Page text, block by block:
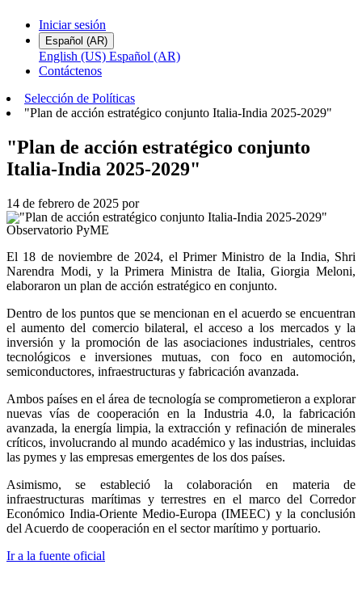
Iniciar sesión
Español (AR)
English (US) Español (AR)
Contáctenos
Selección de Políticas
"Plan de acción estratégico conjunto Italia-India 2025-2029"
"Plan de acción estratégico conjunto
Italia-India 2025-2029"
14 de febrero de 2025 por
Observatorio PyME
El 18 de noviembre de 2024, el Primer Ministro de la India, Shri
Narendra Modi, y la Primera Ministra de Italia, Giorgia Meloni,
elaboraron un plan de acción estratégico en conjunto.
Dentro de los puntos que se mencionan en el acuerdo se encuentran
el aumento del comercio bilateral, el acceso a los mercados y la
inversión y la promoción de las asociaciones industriales, centros
tecnológicos e inversiones mutuas, con foco en automoción,
semiconductores, infraestructuras y fabricación avanzada.
Ambos países en el área de tecnología se comprometieron a explorar
nuevas vías de cooperación en la Industria 4.0, la fabricación
avanzada, la energía limpia, la extracción y refinación de minerales
críticos, involucrando al mundo académico y las industrias, incluidas
las pymes y las empresas emergentes de los dos países.
Asimismo, se estableció la colaboración en materia de
infraestructuras marítimas y terrestres en el marco del Corredor
Económico India-Oriente Medio-Europa (IMEEC) y la conclusión
del Acuerdo de cooperación en el sector marítimo y portuario.
Ir a la fuente oficial